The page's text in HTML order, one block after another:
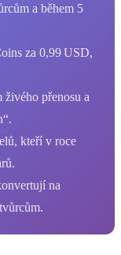
a během 5
za 0,99 USD,
přenosu a
kteří v roce
na